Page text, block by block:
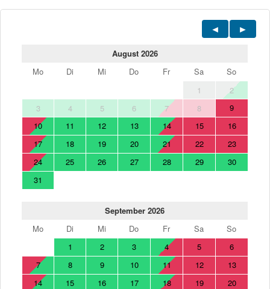
August 2026
Mo
Di Mi Do Fr Sa
So
1
2
3
4 5 6 7 8
9
10
11 12 13 14 15
16
17
18 19 20 21 22
23
24
25 26 27 28 29
30
31
September 2026
Mo
Di Mi Do Fr Sa
So
1
2 3 4 5
6
7
8 9 10 11 12
13
14
15 16 17 18 19
20